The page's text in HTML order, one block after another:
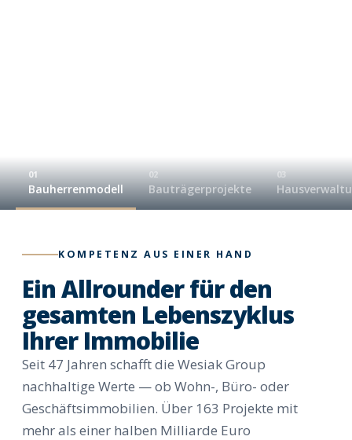
01
Bauherrenmodell
02
Bauträgerprojekte
03
KOMPETENZ AUS EINER HAND
Ein Allrounder für den
gesamten Lebenszyklus
Ihrer Immobilie
Seit 47 Jahren schafft die Wesiak Group
nachhaltige Werte — ob Wohn-, Büro- oder
Geschäftsimmobilien. Über 163 Projekte mit
mehr als einer halben Milliarde Euro